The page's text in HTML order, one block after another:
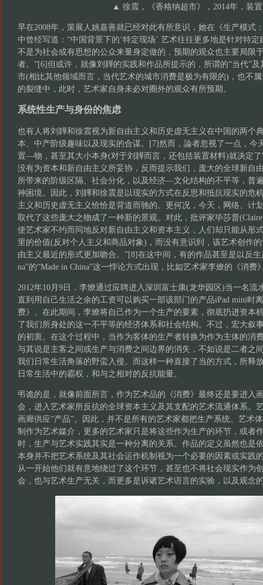
▲ 徐震，《香格纳超市》，2014年，装置
早在2008年，策展人姚嘉善就已经对此有所意识，她在《生产模式
中曾经写道：“中国背景下的‘特定现场’ 艺术往往更多地是针对特
不是为社会或有思想的公众来量身定做的，预期的观众也主要局限
者。”[6]但或许，就像刘韡的实践和作品所提示的，所谓的“当代”
市(相比其他领域而言，当代艺术的城市消费是极为有限的)，也不
的裂缝中，此时，艺术家自身未必对圈外的观众有所预期。
系统性生产与身份的焦虑
也有人将刘韡和徐震视为新自由主义和历史虚无主义在中国的两个
本、中产阶级趣味以及现实的合谋。[7]然而，論者忽视了一点，今
置—物，甚至其大小本身(对于刘韡而言，还包括装置材料)就决定
没有为资本和新自由主义所妥协，反而提示我们，庞大的全球新自
所带来的阶级区隔、社会分化，以及经济—文化结构的不平等，普
神困境。因此，刘韡和徐震是以现实的方式在反思和抵抗现实的危
主义和历史虚无主义恰恰是背道而驰的。更何况，今天，网络、计
取代了这些庞大之物成了一种新的景观。对此，批评家毕莎普
使艺术家不约而同地反对新自由主义和资本主义，人们却只能从形
里的价值(反对个人主义和商品对象)，而没有意识到，该艺术创作
由主义最近的形式更加吻合。”[8]在这中间，有的作品甚至是以反生
na”的“Made in China”这一悖论方式出现，比如艺术家李燎的《消费
2012年10月9日，李燎通过应聘进入深圳富士康(龙华园区)当一名流
直到用自己生活之余的工资可以购买一部该部门的产品iPad mini时
费》。在此期间，李燎将自己作为一个生产的要素，彻底扔进资本
了我们所身处的这一不平等的经济体系和社会结构。不过，宏大叙
的初衷。在这个过程中，当作为客体的生产者转换为作为主体的消
与其说是主客之间或生产与消费之间边界的消失，不如说是二者之
我们日常生活角落的野蛮入侵。而这样一种直接了当的方式，所释
日常生活中的霸权，和与之相对的反抗能量。
弔诡的是，就像前面所言，作为艺术品的《消费》最终还是要进入
会，进入艺术家所反抗的全球资本主义及其支配的艺术流通体系。
画廊供应“产品”。因此，并不是所有的艺术家都把生产系统、艺术
制作为艺术媒介，更多的艺术家只是将这些作为生产的环节，或者
时，生产与艺术实践其实是一种分离的关系。作品的定义虽然也是
本身并不把艺术系统及其社会运作机制视为一个必要的因素或实践
从一开始他们就有意地绕过了这个环节，甚至也不将社会现实作
会，也与艺术生产无关，而更多是诉诸艺术语言的实验，以及观念